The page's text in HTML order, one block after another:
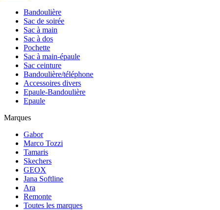
Bandoulière
Sac de soirée
Sac à main
Sac à dos
Pochette
Sac à main-épaule
Sac ceinture
Bandoulière/téléphone
Accessoires divers
Epaule-Bandoulière
Epaule
Marques
Gabor
Marco Tozzi
Tamaris
Skechers
GEOX
Jana Softline
Ara
Remonte
Toutes les marques